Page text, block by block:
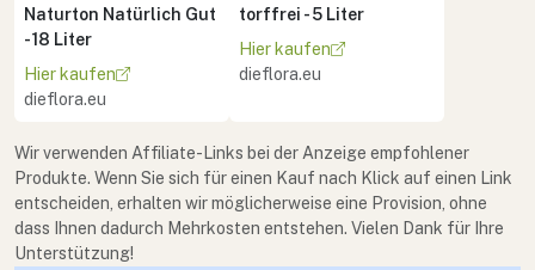
Naturton Natürlich Gut
- 18 Liter
Hier kaufen
dieflora.eu
torffrei - 5 Liter
Hier kaufen
dieflora.eu
Wir verwenden Affiliate-Links bei der Anzeige empfohlener
Produkte. Wenn Sie sich für einen Kauf nach Klick auf einen Link
entscheiden, erhalten wir möglicherweise eine Provision, ohne
dass Ihnen dadurch Mehrkosten entstehen. Vielen Dank für Ihre
Unterstützung!